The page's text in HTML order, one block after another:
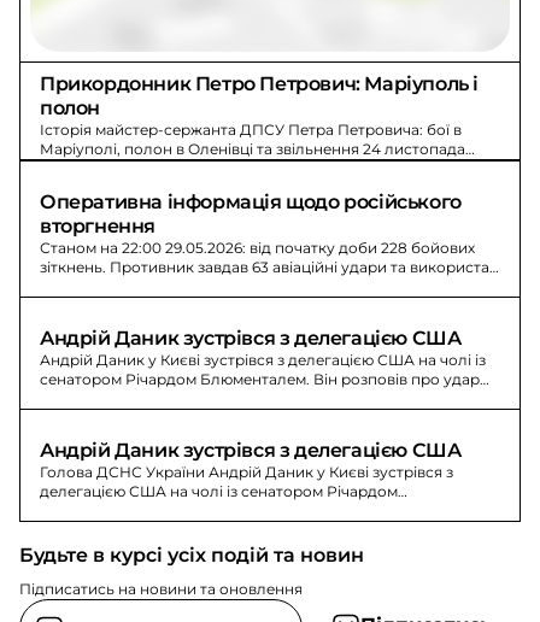
Прикордонник Петро Петрович: Маріуполь і
полон
Історія майстер-сержанта ДПСУ Петра Петровича: бої в
Маріуполі, полон в Оленівці та звільнення 24 листопада
Оперативна інформація щодо російського
вторгнення
Станом на 22:00 29.05.2026: від початку доби 228 бойових
зіткнень. Противник завдав 63 авіаційні удари та використав
Андрій Даник зустрівся з делегацією США
Андрій Даник у Києві зустрівся з делегацією США на чолі із
сенатором Річардом Блюменталем. Він розповів про удар
Андрій Даник зустрівся з делегацією США
Голова ДСНС України Андрій Даник у Києві зустрівся з
делегацією США на чолі із сенатором Річардом
Будьте в курсі усіх подій та новин
Підписатись на новини та оновлення